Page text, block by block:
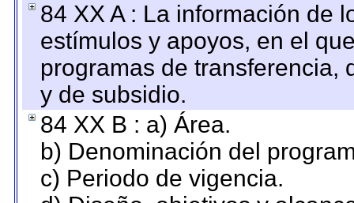
84 XX A : La información de
estímulos y apoyos, en el
programas de transferencia,
y de subsidio.
84 XX B : a) Área.
b) Denominación del
c) Periodo de vigencia.